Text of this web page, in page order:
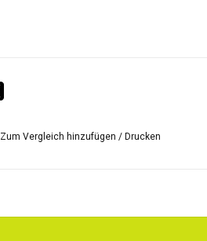
Zum Vergleich hinzufügen / Drucken